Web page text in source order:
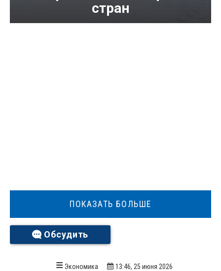
стран
ПОКАЗАТЬ БОЛЬШЕ
Обсудить
Экономика
13:46, 25 июня 2026